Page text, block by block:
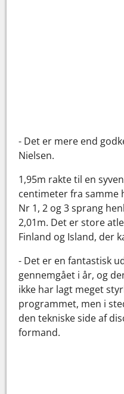
- Det er mere end
Nielsen.
1,95m rakte til en
centimeter fra samme
Nr 1, 2 og 3 sprang
2,01m. Det er store
Finland og Island, der
- Det er en fantastisk
gennemgået i år, og
ikke har lagt meget
programmet, men i
den tekniske side af
formand.